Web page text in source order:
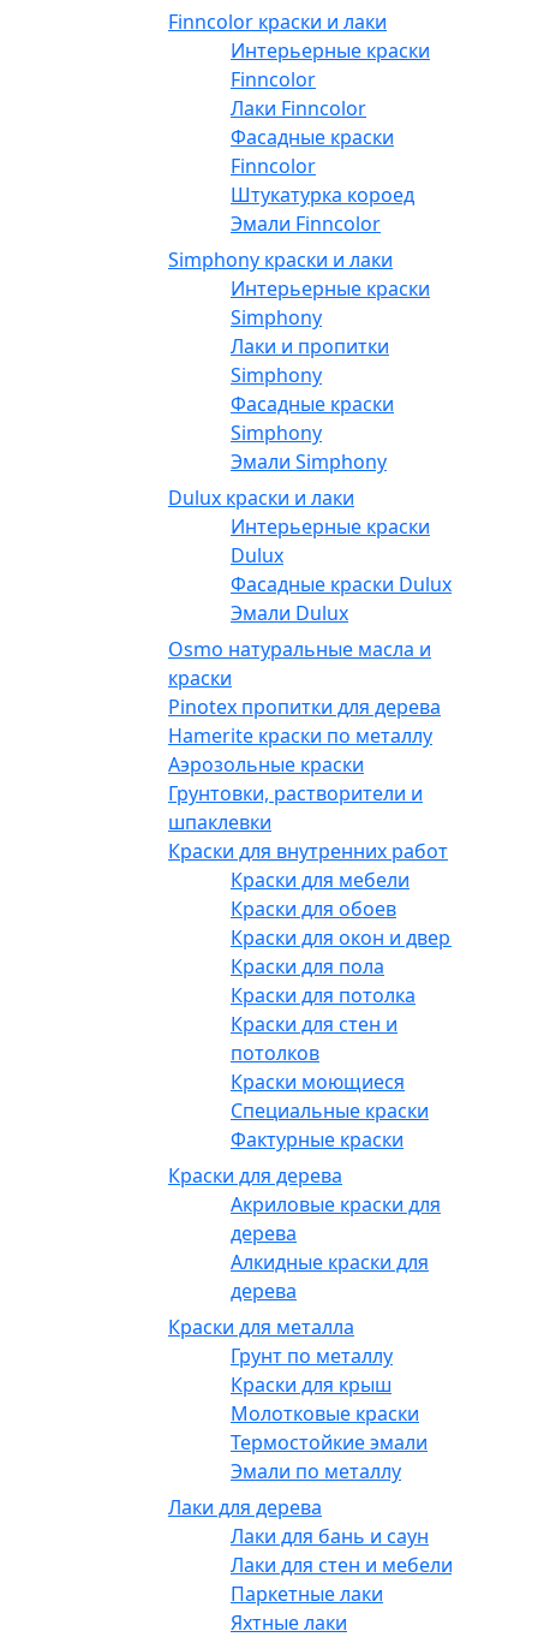
Finncolor краски и лаки
Интерьерные краски
Finncolor
Лаки Finncolor
Фасадные краски
Finncolor
Штукатурка короед
Эмали Finncolor
Simphony краски и лаки
Интерьерные краски
Simphony
Лаки и пропитки
Simphony
Фасадные краски
Simphony
Эмали Simphony
Dulux краски и лаки
Интерьерные краски
Dulux
Фасадные краски Dulux
Эмали Dulux
Osmo натуральные масла и
краски
Pinotex пропитки для дерева
Hamerite краски по металлу
Аэрозольные краски
Грунтовки, растворители и
шпаклевки
Краски для внутренних работ
Краски для мебели
Краски для обоев
Краски для окон и дверей
Краски для пола
Краски для потолка
Краски для стен и
потолков
Краски моющиеся
Специальные краски
Фактурные краски
Краски для дерева
Акриловые краски для
дерева
Алкидные краски для
дерева
Краски для металла
Грунт по металлу
Краски для крыш
Молотковые краски
Термостойкие эмали
Эмали по металлу
Лаки для дерева
Лаки для бань и саун
Лаки для стен и мебели
Паркетные лаки
Яхтные лаки